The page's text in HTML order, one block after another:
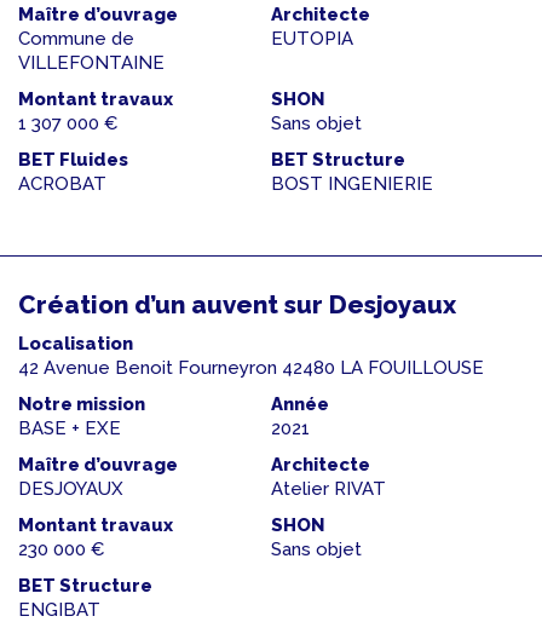
Maître d’ouvrage
Commune de
VILLEFONTAINE
Architecte
EUTOPIA
Montant travaux
1 307 000 €
SHON
Sans objet
BET Fluides
ACROBAT
BET Structure
BOST INGENIERIE
Création d’un auvent sur Desjoyaux
Localisation
42 Avenue Benoit Fourneyron 42480 LA FOUILLOUSE
Notre mission
BASE + EXE
Année
2021
Maître d’ouvrage
DESJOYAUX
Architecte
Atelier RIVAT
Montant travaux
230 000 €
SHON
Sans objet
BET Structure
ENGIBAT